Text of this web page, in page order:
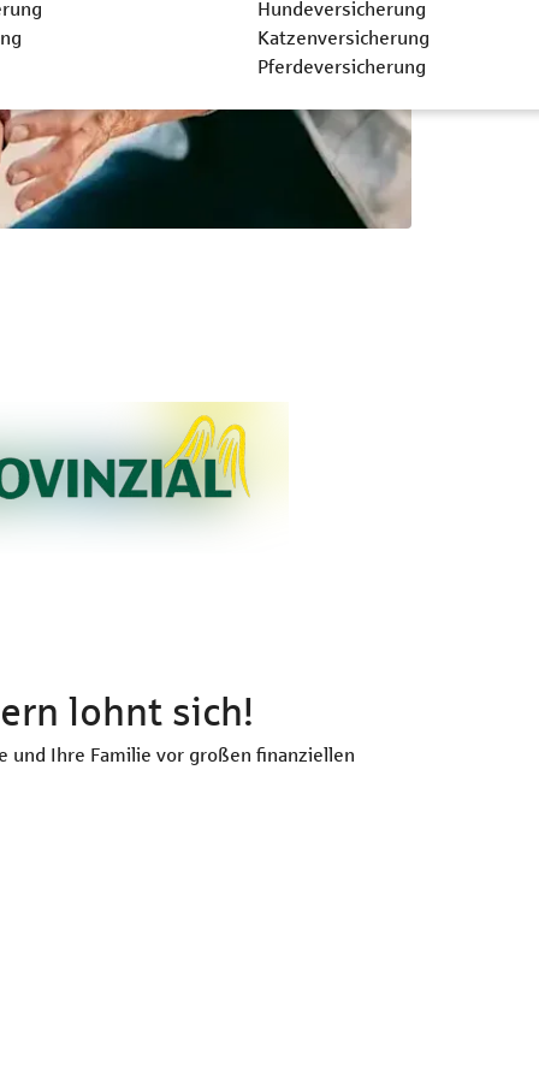
Hundeversicherung
Katzenversicherung
Pferdeversicherung
lohnt sich!
und Ihre Familie vor großen finanziellen